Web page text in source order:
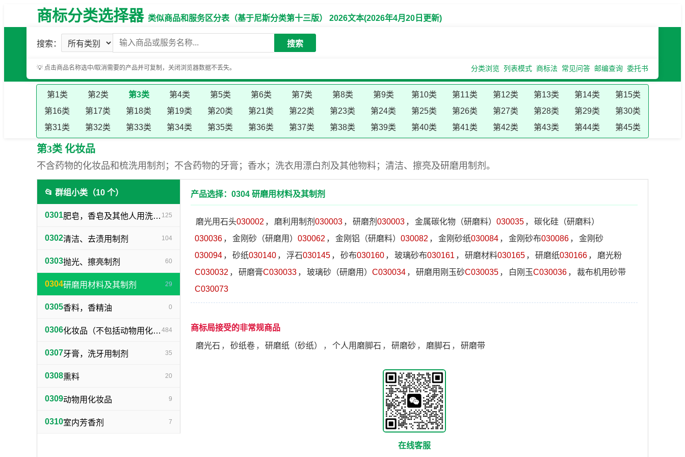
商标分类选择器类似商品和服务区分表（基于尼斯分类第十三版） 2026文本(2026年4月20日更新)
搜索： 搜索
💡 点击商品名称选中/取消需要的产品并可复制，关闭浏览器数据不丢失。 分类浏览 列表模式 商标法 常见问答 邮编查询 委托书
第1类 第2类 第3类 第4类 第5类 第6类 第7类 第8类 第9类 第10类 第11类 第12类 第13类 第14类
第15类
第16类
第17类 第18类 第19类 第20类 第21类 第22类 第23类 第24类 第25类 第26类 第27类 第28类 第29类
第30类
第31类
第32类 第33类 第34类 第35类 第36类 第37类 第38类 第39类 第40类 第41类 第42类 第43类 第44类 第45类
第3类 化妆品
不含药物的化妆品和梳洗用制剂；不含药物的牙膏；香水；洗衣用漂白剂及其他物料；清洁、擦亮及研磨用制剂。
📂 群组小类（10 个）
0301 肥皂，香皂及其他人用洗洁物品，洗衣用漂白剂及其他物料 125
0302清洁、去渍用制剂 104
0303抛光、擦亮制剂 60
0304研磨用材料及其制剂 29
0305香料，香精油 0
0306 化妆品（不包括动物用化妆品） 484
0307牙膏，洗牙用制剂 35
0308熏料 20
0309动物用化妆品 9
0310室内芳香剂 7
产品选择：0304 研磨用材料及其制剂
磨光用石头030002 ， 磨利用制剂 030003 ， 研磨剂 030003 ， 金属碳化物（研磨料） 030035 ，
碳化硅（研磨料）
030036 ， 金刚砂（研磨用） 030062 ， 金刚铝（研磨料） 030082 ， 金刚砂纸030084 ， 金刚砂布030086 ，
金刚砂
030094 ， 砂纸030140 ， 浮石030145 ， 砂布030160 ， 玻璃砂布030161 ， 研磨材料030165 ， 研磨纸030166 ，
磨光粉
C030032 ， 研磨膏C030033 ， 玻璃砂（研磨用） C030034 ， 研磨用刚玉砂C030035 ， 白刚玉C030036 ，
裁布机用砂带
C030073
商标局接受的非常规商品
磨光石 ， 砂纸卷 ， 研磨纸（砂纸） ， 个人用磨脚石 ， 研磨砂 ， 磨脚石 ， 研磨带
在线客服